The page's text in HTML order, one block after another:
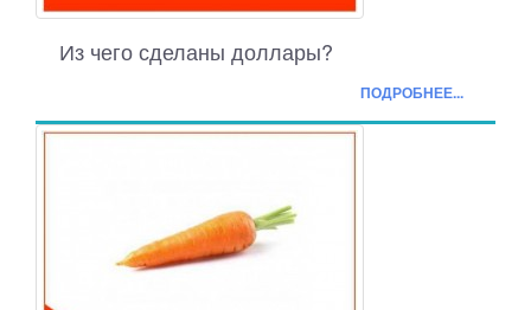
Из чего сделаны доллары?
ПОДРОБНЕЕ...